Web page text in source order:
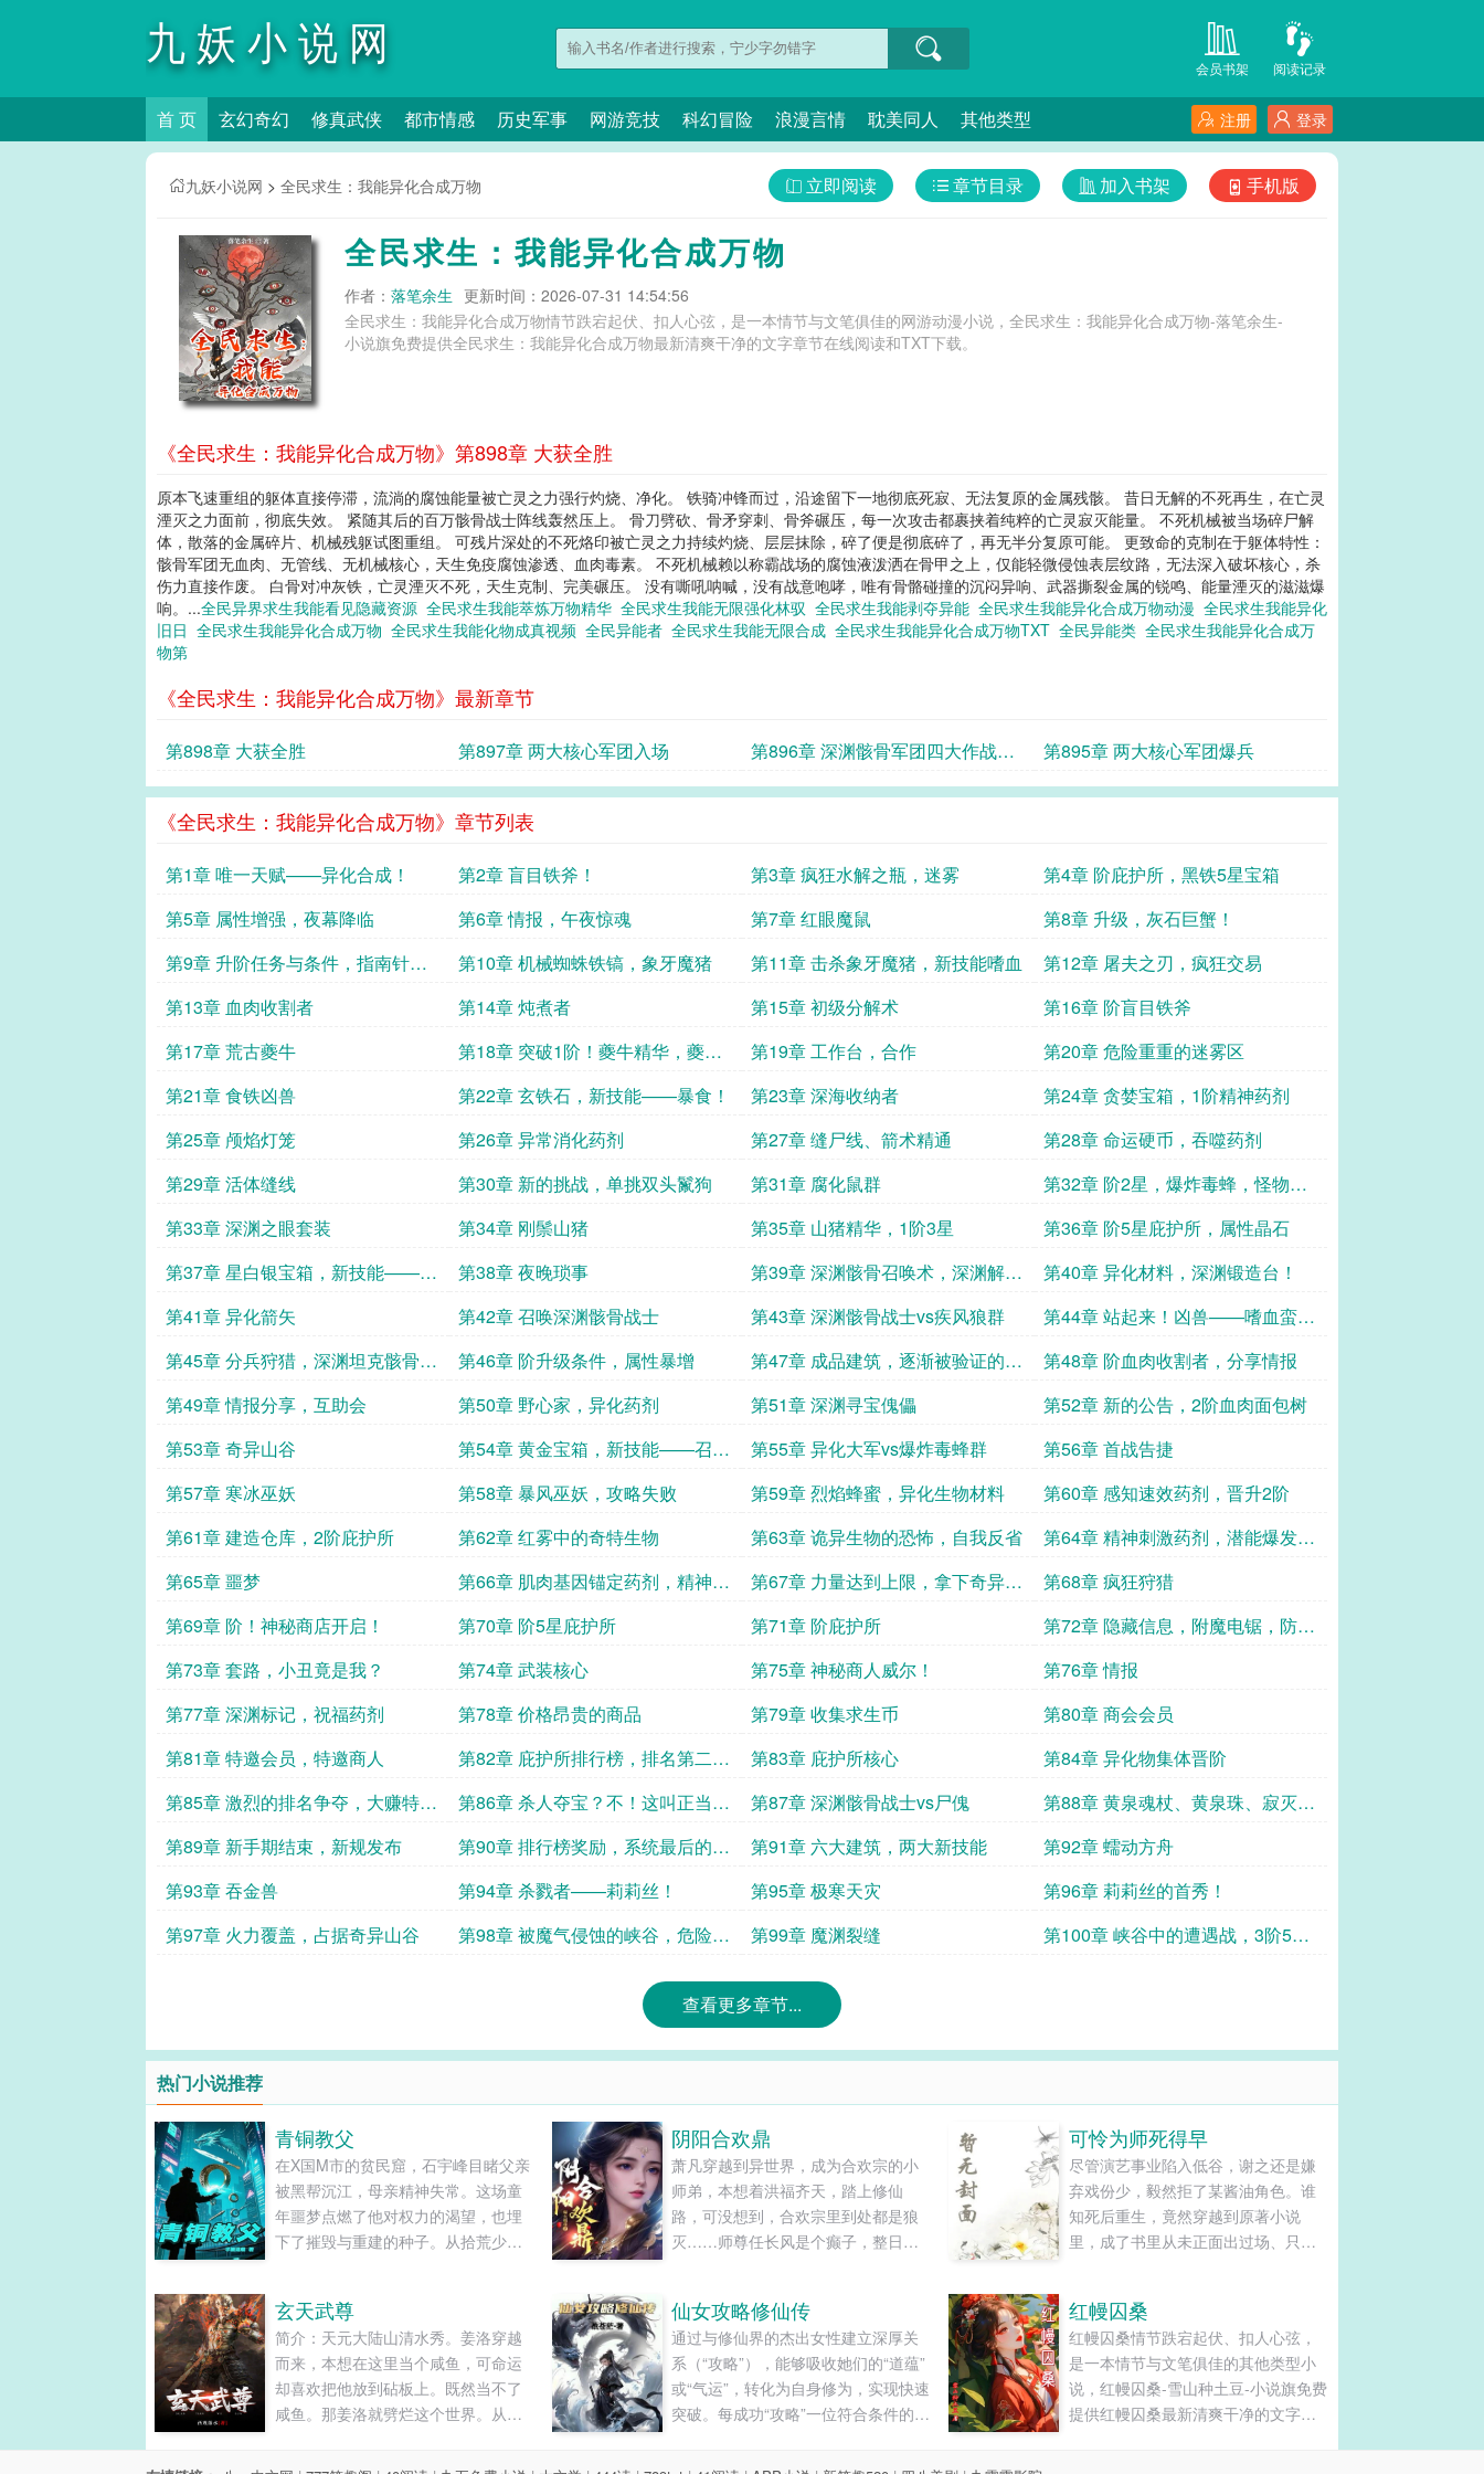
九妖小说网 阅读记录
会员书架
首 页 玄幻奇幻 修真武侠 都市情感 历史军事 网游竞技 科幻冒险 浪漫言情 耽美同人 其他类型 登录
注册
九妖小说网 > 全民求生：我能异化合成万物 手机版
加入书架
章节目录
立即阅读
全民求生：我能异化合成万物
作者： 落笔余生 更新时间：2026-07-31 14:54:56
全民求生：我能异化合成万物情节跌宕起伏、扣人心弦，是一本情节与文笔俱佳的网游动漫小说，全民求生：我能异化合成万物-落笔余生-
小说旗免费提供全民求生：我能异化合成万物最新清爽干净的文字章节在线阅读和TXT下载。
《全民求生：我能异化合成万物》第898章 大获全胜
原本飞速重组的躯体直接停滞，流淌的腐蚀能量被亡灵之力强行灼烧、净化。 铁骑冲锋而过，沿途留下一地彻底死寂、无法复原的金属残骸。 昔日无解的不死再生，在亡灵
湮灭之力面前，彻底失效。 紧随其后的百万骸骨战士阵线轰然压上。 骨刀劈砍、骨矛穿刺、骨斧碾压，每一次攻击都裹挟着纯粹的亡灵寂灭能量。 不死机械被当场碎尸解
体，散落的金属碎片、机械残躯试图重组。 可残片深处的不死烙印被亡灵之力持续灼烧、层层抹除，碎了便是彻底碎了，再无半分复原可能。 更致命的克制在于躯体特性：
骸骨军团无血肉、无管线、无机械核心，天生免疫腐蚀渗透、血肉毒素。 不死机械赖以称霸战场的腐蚀液泼洒在骨甲之上，仅能轻微侵蚀表层纹路，无法深入破坏核心，杀
伤力直接作废。 白骨对冲灰铁，亡灵湮灭不死，天生克制、完美碾压。 没有嘶吼呐喊，没有战意咆哮，唯有骨骼碰撞的沉闷异响、武器撕裂金属的锐鸣、能量湮灭的滋滋爆
响。...全民异界求生我能看见隐藏资源 全民求生我能萃炼万物精华 全民求生我能无限强化林驭 全民求生我能剥夺异能 全民求生我能异化合成万物动漫 全民求生我能异化
旧日 全民求生我能异化合成万物 全民求生我能化物成真视频 全民异能者 全民求生我能无限合成 全民求生我能异化合成万物TXT 全民异能类 全民求生我能异化合成万
物第
《全民求生：我能异化合成万物》最新章节
第898章 大获全胜 第897章 两大核心军团入场
第896章 深渊骸骨军团四大作战体
系
第895章 两大核心军团爆兵
《全民求生：我能异化合成万物》章节列表
第1章 唯一天赋——异化合成！ 第2章 盲目铁斧！ 第3章 疯狂水解之瓶，迷雾
第4章 阶庇护所，黑铁5星宝箱
第5章 属性增强，夜幕降临
第6章 情报，午夜惊魂 第7章 红眼魔鼠
第8章 升级，灰石巨蟹！
第9章 升阶任务与条件，指南针手
表
第10章 机械蜘蛛铁镐，象牙魔猪 第11章 击杀象牙魔猪，新技能嗜血
第12章 屠夫之刃，疯狂交易
第13章 血肉收割者
第14章 炖煮者 第15章 初级分解术
第16章 阶盲目铁斧
第17章 荒古夔牛
第18章 突破1阶！夔牛精华，夔牛
血精
第19章 工作台，合作
第20章 危险重重的迷雾区
第21章 食铁凶兽
第22章 玄铁石，新技能——暴食！ 第23章 深海收纳者
第24章 贪婪宝箱，1阶精神药剂
第25章 颅焰灯笼
第26章 异常消化药剂 第27章 缝尸线、箭术精通
第28章 命运硬币，吞噬药剂
第29章 活体缝线
第30章 新的挑战，单挑双头鬣狗 第31章 腐化鼠群
第32章 阶2星，爆炸毒蜂，怪物的
变化
第33章 深渊之眼套装 第34章 刚鬃山猪 第35章 山猪精华，1阶3星
第36章 阶5星庇护所，属性晶石
第37章 星白银宝箱，新技能——亡
者复苏
第38章 夜晚琐事
第39章 深渊骸骨召唤术，深渊解构
术！
第40章 异化材料，深渊锻造台！
第41章 异化箭矢
第42章 召唤深渊骸骨战士 第43章 深渊骸骨战士vs疾风狼群
第44章 站起来！凶兽——嗜血蛮
牛！
第45章 分兵狩猎，深渊坦克骸骨战
士
第46章 阶升级条件，属性暴增
第47章 成品建筑，逐渐被验证的猜
测！
第48章 阶血肉收割者，分享情报
第49章 情报分享，互助会
第50章 野心家，异化药剂 第51章 深渊寻宝傀儡
第52章 新的公告，2阶血肉面包树
第53章 奇异山谷
第54章 黄金宝箱，新技能——召唤
巫妖！
第55章 异化大军vs爆炸毒蜂群
第56章 首战告捷
第57章 寒冰巫妖
第58章 暴风巫妖，攻略失败 第59章 烈焰蜂蜜，异化生物材料
第60章 感知速效药剂，晋升2阶
第61章 建造仓库，2阶庇护所
第62章 红雾中的奇特生物 第63章 诡异生物的恐怖，自我反省
第64章 精神刺激药剂，潜能爆发药
剂
第65章 噩梦
第66章 肌肉基因锚定药剂，精神支
配药剂
第67章 力量达到上限，拿下奇异山
谷
第68章 疯狂狩猎
第69章 阶！神秘商店开启！
第70章 阶5星庇护所 第71章 阶庇护所
第72章 隐藏信息，附魔电锯，防寒
军大衣
第73章 套路，小丑竟是我？ 第74章 武装核心 第75章 神秘商人威尔！
第76章 情报
第77章 深渊标记，祝福药剂
第78章 价格昂贵的商品 第79章 收集求生币
第80章 商会会员
第81章 特邀会员，特邀商人
第82章 庇护所排行榜，排名第二的
求生者
第83章 庇护所核心
第84章 异化物集体晋阶
第85章 激烈的排名争夺，大赚特赚
的许长歌
第86章 杀人夺宝？不！这叫正当防
卫
第87章 深渊骸骨战士vs尸傀
第88章 黄泉魂杖、黄泉珠、寂灭裹
尸布
第89章 新手期结束，新规发布
第90章 排行榜奖励，系统最后的福
利
第91章 六大建筑，两大新技能
第92章 蠕动方舟
第93章 吞金兽
第94章 杀戮者——莉莉丝！ 第95章 极寒天灾
第96章 莉莉丝的首秀！
第97章 火力覆盖，占据奇异山谷
第98章 被魔气侵蚀的峡谷，危险且
第99章 魔渊裂缝
第100章 峡谷中的遭遇战，3阶5
查看更多章节...
热门小说推荐
青铜教父
在X国M市的贫民窟，石宇峰目睹父亲
被黑帮沉江，母亲精神失常。这场童
年噩梦点燃了他对权力的渴望，也埋
下了摧毁与重建的种子。从拾荒少年
街头到王座的逆袭，却在巅峰时刻发
现权力背后的致命代价。......
阴阳合欢鼎
萧凡穿越到异世界，成为合欢宗的小
师弟，本想着洪福齐天，踏上修仙
路，可没想到，合欢宗里到处都是狼
灭……师尊任长风是个癫子，整日里
虎……师妹黄爆爆是个暴力狂，她修
炼的武技非常独特，诸如“还我漂漂
拳”、“情意绵绵掌”、“眉来眼去剑”、无
人能挡……师娘黄灭......
可怜为师死得早
尽管演艺事业陷入低谷，谢之还是嫌
弃戏份少，毅然拒了某酱油角色。谁
知死后重生，竟然穿越到原著小说
里，成了书里从未正面出过场、只活
掉的那个酱油好嘛！为了悲剧不再重
演，谢知微只好与系统一道，开始了
苦逼的抢（作）戏（死）之路。系
统：主角要拜师，所以师尊的戏……
谢知微：放着我来。系统：主角要升
玄天武尊
简介：天元大陆山清水秀。姜洛穿越
而来，本想在这里当个咸鱼，可命运
却喜欢把他放到砧板上。既然当不了
咸鱼。那姜洛就劈烂这个世界。从小
天高歌。姜洛只想对那些高高在上的
仙女攻略修仙传
通过与修仙界的杰出女性建立深厚关
系（“攻略”），能够吸收她们的“道蕴”
或“气运”，转化为自身修为，实现快速
突破。每成功“攻略”一位符合条件的女
获得与该女性相关的特殊能力或感
红幔囚桑
红幔囚桑情节跌宕起伏、扣人心弦，
是一本情节与文笔俱佳的其他类型小
说，红幔囚桑-雪山种土豆-小说旗免费
提供红幔囚桑最新清爽干净的文字章